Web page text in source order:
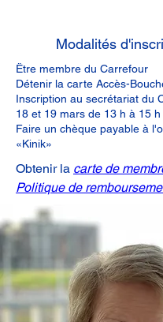
Modalités
Ëtre membre du Carrefour
Détenir la carte Accès-
Inscription au secrétariat du
18 et 19 mars de 13 h à 15 h
Faire un chèque payable à
«Kinik»
Obtenir la carte de
Politique de